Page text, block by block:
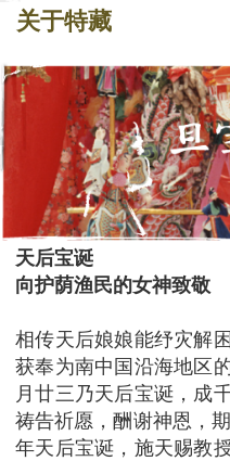
关于特藏
天后宝诞
向护荫渔民的女神致敬
相传天后娘娘能纾灾解
获奉为南中国沿海地区
月廿三乃天后宝诞，成
祷告祈愿，酬谢神恩，
年天后宝诞，施天赐教